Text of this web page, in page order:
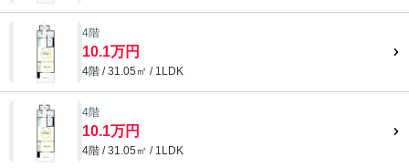
4階
10.1万円
4階 / 31.05㎡ / 1LDK
4階
10.1万円
4階 / 31.05㎡ / 1LDK